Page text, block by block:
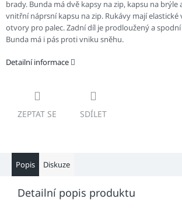
brady. Bunda má dvě kapsy na zip, kapsu na brýle
vnitřní náprsní kapsu na zip. Rukávy mají
otvory pro palec. Zadní díl je prodloužený a
Bunda má i pás proti vniku sněhu.
Detailní informace
ZEPTAT SE SDÍLET
Popis Diskuze
Detailní popis produktu